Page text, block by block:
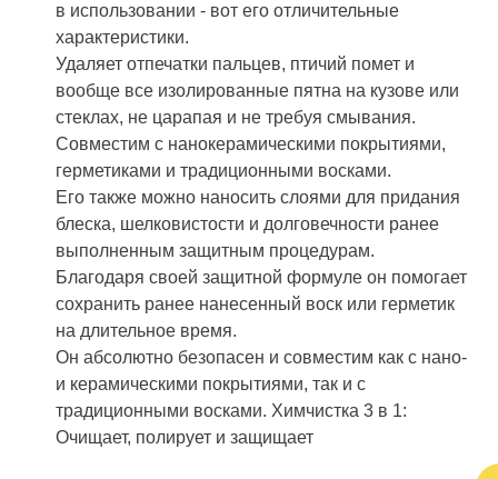
в использовании - вот его отличительные
характеристики.
Удаляет отпечатки пальцев, птичий помет и
вообще все изолированные пятна на кузове или
стеклах, не царапая и не требуя смывания.
Совместим с нанокерамическими покрытиями,
герметиками и традиционными восками.
Его также можно наносить слоями для придания
блеска, шелковистости и долговечности ранее
выполненным защитным процедурам.
Благодаря своей защитной формуле он помогает
сохранить ранее нанесенный воск или герметик
на длительное время.
Он абсолютно безопасен и совместим как с нано-
и керамическими покрытиями, так и с
традиционными восками. Химчистка 3 в 1:
Очищает, полирует и защищает